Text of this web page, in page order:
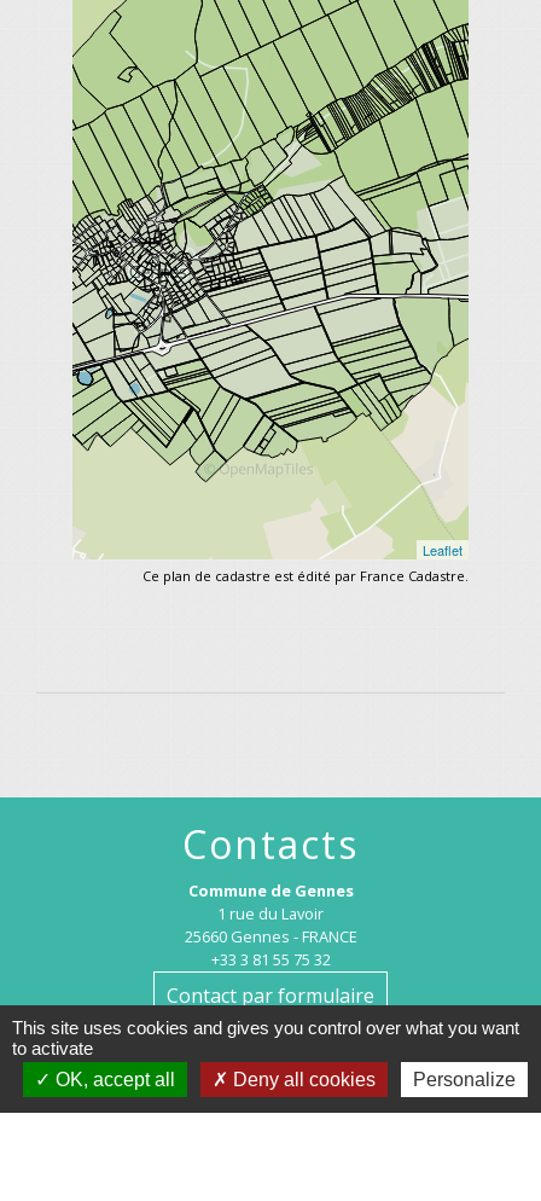
Ce plan de cadastre est édité par France Cadastre.
Contacts
Commune de Gennes
1 rue du Lavoir
25660 Gennes - FRANCE
+33 3 81 55 75 32
Contact par formulaire
Horaires d’ouverture au public :
This site uses cookies and gives you control over what you want
to activate
OK, accept all
Deny all cookies Personalize